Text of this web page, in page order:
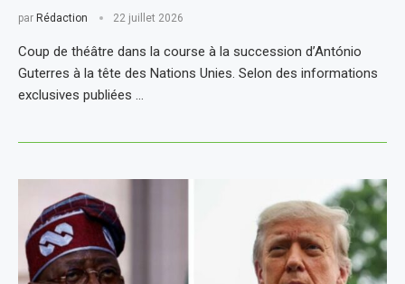
par Rédaction 22 juillet 2026
Coup de théâtre dans la course à la succession d’António
Guterres à la tête des Nations Unies. Selon des informations
exclusives publiées …